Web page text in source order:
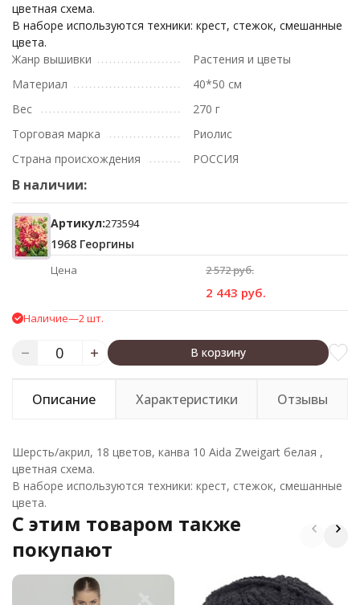
цветная схема.
В наборе используются техники: крест, стежок, смешанные
цвета.
Жанр вышивки
Растения и цветы
Материал
40*50 см
Вес
270 г
Торговая марка
Риолис
Страна происхождения
РОССИЯ
В наличии:
Артикул:273594
1968 Георгины
Цена 2 572 руб.
2 443 руб.
Наличие—2 шт.
В корзину
Описание Характеристики Отзывы
Шерсть/акрил, 18 цветов, канва 10 Aida Zweigart белая ,
цветная схема.
В наборе используются техники: крест, стежок, смешанные
цвета.
C этим товаром также
покупают